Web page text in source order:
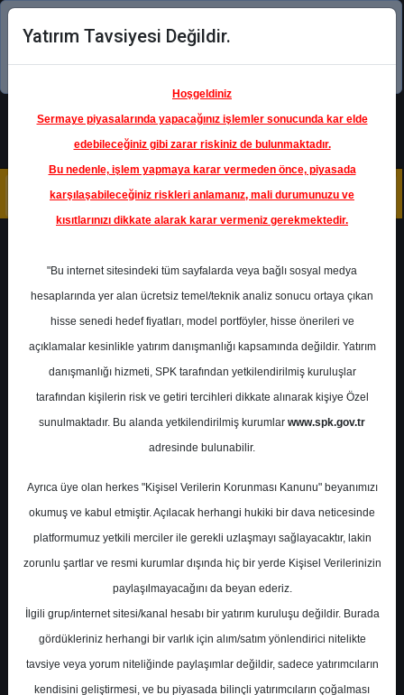
Şimdi uygulamayı indirin!
TCELL- TURKCELL İLETİŞİM
HİZMETLERİ A.Ş.
Hedef Fiyat 176.00 ₺
Getiri
%67.46
0 0
En Yüksek Tahmin
Yatırım Tavsiyesi Değildir.
Hoşgeldiniz
Sermaye piyasalarında yapacağınız işlemler sonucunda kar elde
edebileceğiniz gibi zarar riskiniz de bulunmaktadır.
Bu nedenle, işlem yapmaya karar vermeden önce, piyasada
karşılaşabileceğiniz riskleri anlamanız, mali durumunuzu ve
kısıtlarınızı dikkate alarak karar vermeniz gerekmektedir.
"Bu internet sitesindeki tüm sayfalarda veya bağlı sosyal medya
hesaplarında yer alan ücretsiz temel/teknik analiz sonucu ortaya çıkan
hisse senedi hedef fiyatları, model portföyler, hisse önerileri ve
açıklamalar kesinlikle yatırım danışmanlığı kapsamında değildir. Yatırım
danışmanlığı hizmeti, SPK tarafından yetkilendirilmiş kuruluşlar
tarafından kişilerin risk ve getiri tercihleri dikkate alınarak kişiye Özel
sunulmaktadır. Bu alanda yetkilendirilmiş kurumlar www.spk.gov.tr
adresinde bulunabilir.
Ayrıca üye olan herkes "Kişisel Verilerin Korunması Kanunu" beyanımızı
okumuş ve kabul etmiştir. Açılacak herhangi hukiki bir dava neticesinde
platformumuz yetkili merciler ile gerekli uzlaşmayı sağlayacaktır, lakin
zorunlu şartlar ve resmi kurumlar dışında hiç bir yerde Kişisel Verilerinizin
paylaşılmayacağını da beyan ederiz.
İlgili grup/internet sitesi/kanal hesabı bir yatırım kuruluşu değildir. Burada
gördükleriniz herhangi bir varlık için alım/satım yönlendirici nitelikte
tavsiye veya yorum niteliğinde paylaşımlar değildir, sadece yatırımcıların
kendisini geliştirmesi, ve bu piyasada bilinçli yatırımcıların çoğalması